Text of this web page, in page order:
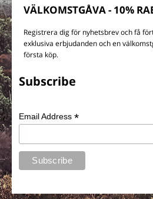
VÄLKOMSTGÅVA - 10%
Registrera dig för nyhetsbrev och få
exklusiva erbjudanden och en
första köp.
Subscribe
Email Address*